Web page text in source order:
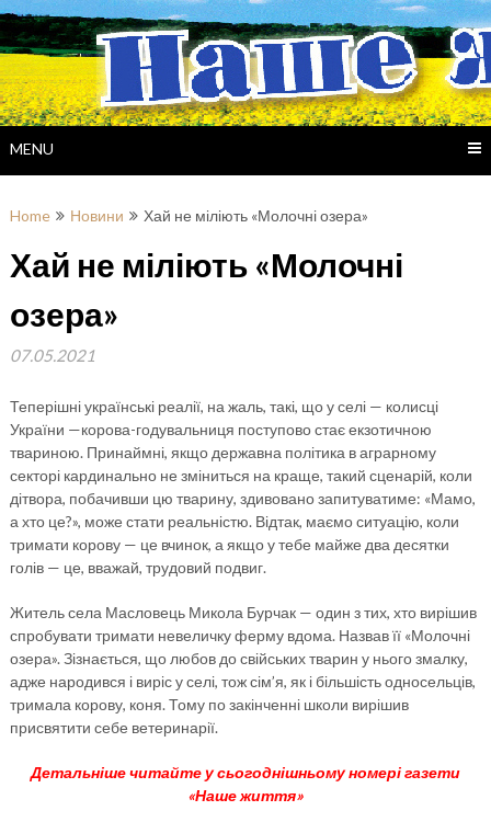
Skip
to
content
MENU
Home Новини Хай не міліють «Молочні озера»
Хай не міліють «Молочні
озера»
07.05.2021
Теперішні українські реалії, на жаль, такі, що у селі — колисці
України —корова-годувальниця поступово стає екзотичною
твариною. Принаймні, якщо державна політика в аграрному
секторі кардинально не зміниться на краще, такий сценарій, коли
дітвора, побачивши цю тварину, здивовано запитуватиме: «Мамо,
а хто це?», може стати реальністю. Відтак, маємо ситуацію, коли
тримати корову — це вчинок, а якщо у тебе майже два десятки
голів — це, вважай, трудовий подвиг.
Житель села Масловець Микола Бурчак — один з тих, хто вирішив
спробувати тримати невеличку ферму вдома. Назвав її «Молочні
озера». Зізнається, що любов до свійських тварин у нього змалку,
адже народився і виріс у селі, тож сім’я, як і більшість односельців,
тримала корову, коня. Тому по закінченні школи вирішив
присвятити себе ветеринарії.
Детальніше читайте у сьогоднішньому номері газети
«Наше життя»